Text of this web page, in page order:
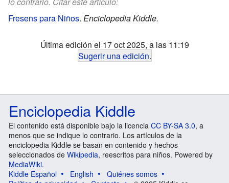
Fresens para Niños. Enciclopedia Kiddle.
Última edición el 17 oct 2025, a las 11:19
Sugerir una edición.
Enciclopedia Kiddle
El contenido está disponible bajo la licencia CC BY-SA 3.0, a
menos que se indique lo contrario. Los artículos de la
enciclopedia Kiddle se basan en contenido y hechos
seleccionados de Wikipedia, reescritos para niños. Powered by
MediaWiki.
Kiddle Español
English
Quiénes somos